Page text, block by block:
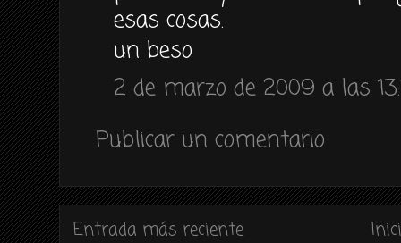
esas cosas.
un beso
2 de marzo de 2009 a las
Publicar un comentario
Entrada más reciente